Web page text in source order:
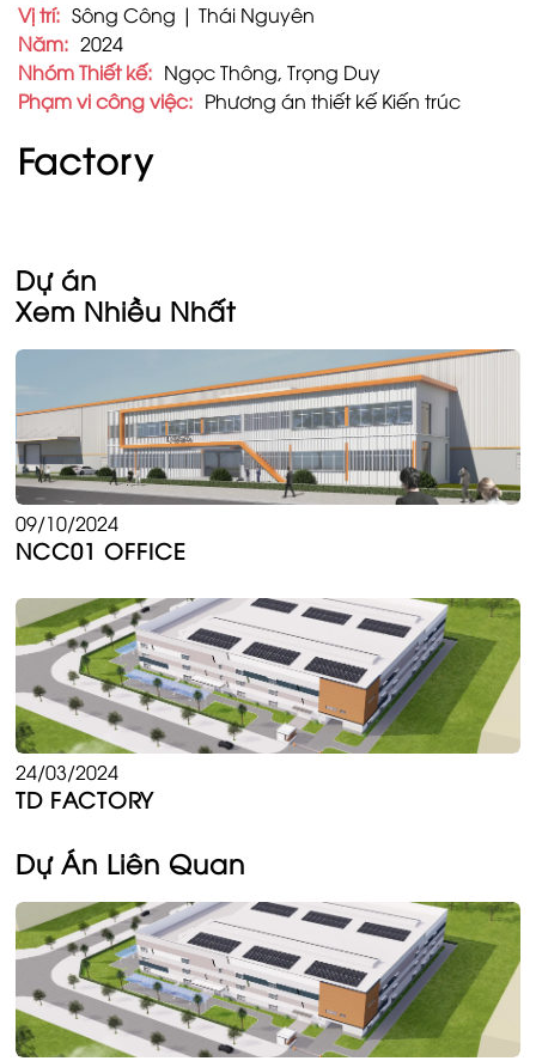
Vị trí: Sông Công | Thái Nguyên
Năm: 2024
Nhóm Thiết kế: Ngọc Thông, Trọng Duy
Phạm vi công việc: Phương án thiết kế Kiến trúc
Factory
Dự án
Xem Nhiều Nhất
09/10/2024
NCC01 OFFICE
24/03/2024
TD FACTORY
Dự Án Liên Quan